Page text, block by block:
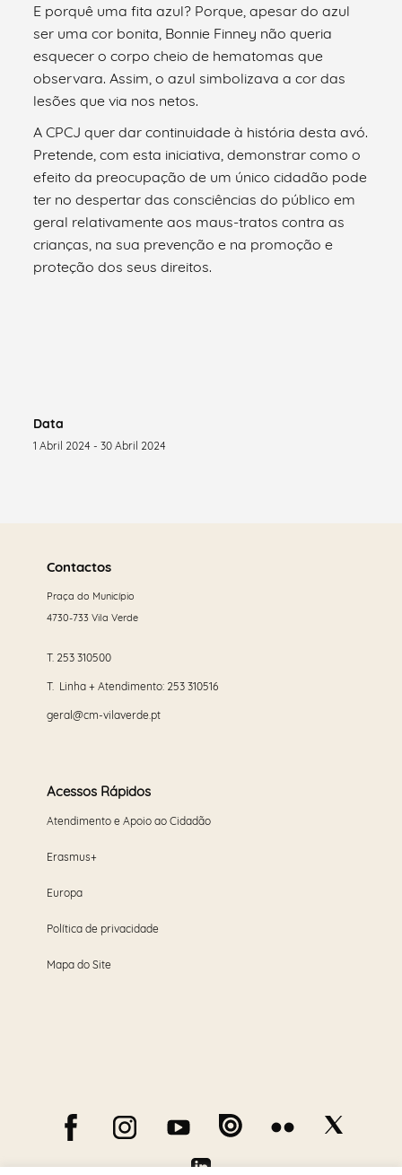
E porquê uma fita azul? Porque, apesar do azul
ser uma cor bonita, Bonnie Finney não queria
esquecer o corpo cheio de hematomas que
observara. Assim, o azul simbolizava a cor das
lesões que via nos netos.
A CPCJ quer dar continuidade à história desta avó.
Pretende, com esta iniciativa, demonstrar como o
efeito da preocupação de um único cidadão pode
ter no despertar das consciências do público em
geral relativamente aos maus-tratos contra as
crianças, na sua prevenção e na promoção e
proteção dos seus direitos.
Data
1 Abril 2024 - 30 Abril 2024
maisContactos
Praça do Município
4730-733 Vila Verde
T. 253 310500
T. Linha + Atendimento: 253 310516
geral@cm-vilaverde.pt
Acessos Rápidos
Atendimento e Apoio ao Cidadão
Erasmus+
Europa
Política de privacidade
Mapa do Site